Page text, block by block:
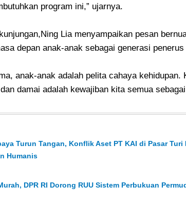
program ini,” ujarnya.
Lia menyampaikan pesan
depan anak-anak sebagai generasi penerus
anak-anak adalah pelita cahaya kehidupan.
damai adalah kewajiban kita semua
Turun Tangan, Konflik Aset PT KAI di Pasar
Humanis
DPR RI Dorong RUU Sistem Perbukuan